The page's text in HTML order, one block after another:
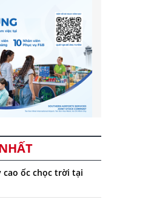
cao ốc chọc trời tại